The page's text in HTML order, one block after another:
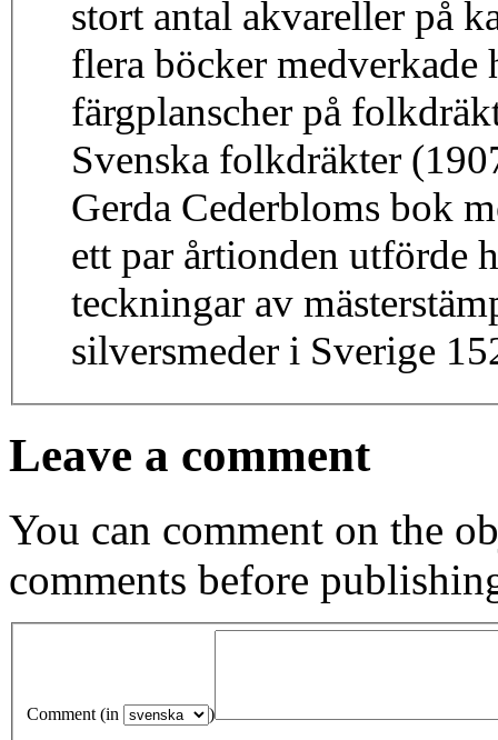
stort antal akvareller på
flera böcker
färgplanscher på
Svenska folkdräkter
Gerda Cederbloms bok
ett par årtionden utförde
teckningar av
silversmeder i Sverige
Leave a comment
You can comment on the
comments before
Comment (in )